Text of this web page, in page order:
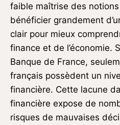
faible maîtrise des
bénéficier grandement
clair pour mieux
finance et de l’économie.
Banque de France,
français possèdent un
financière. Cette lacune
financière expose de
risques de mauvaises